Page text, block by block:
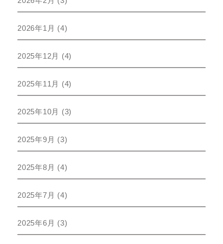
2026年1月 (4)
2025年12月 (4)
2025年11月 (4)
2025年10月 (3)
2025年9月 (3)
2025年8月 (4)
2025年7月 (4)
2025年6月 (3)